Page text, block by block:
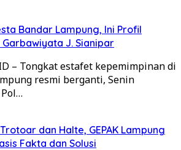
Bandar Lampung, Ini Profil
J. Sianipar
– Tongkat estafet kepemimpinan di
resmi berganti, Senin
dan Halte, GEPAK Lampung
Fakta dan Solusi